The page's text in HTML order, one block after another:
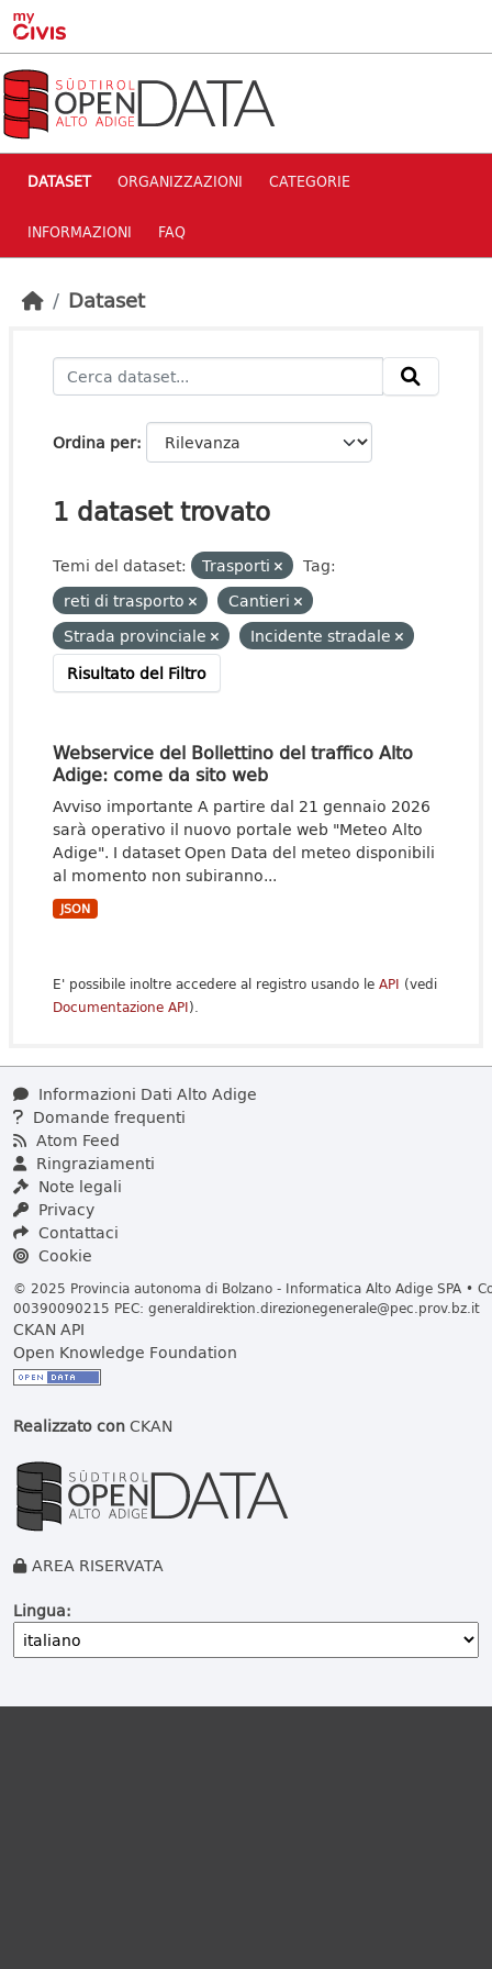
Skip to main content
DATASET ORGANIZZAZIONI CATEGORIE
INFORMAZIONI FAQ
Dataset
Ordina per
1 dataset trovato
Temi del dataset: Trasporti
Tag:
reti di trasporto
Cantieri
Strada provinciale
Incidente stradale
Risultato del Filtro
Webservice del Bollettino del traffico Alto
Adige: come da sito web
Avviso importante A partire dal 21 gennaio 2026
sarà operativo il nuovo portale web "Meteo Alto
Adige". I dataset Open Data del meteo disponibili
al momento non subiranno...
JSON
E' possibile inoltre accedere al registro usando le API (vedi
Documentazione API).
Informazioni Dati Alto Adige
Domande frequenti
Atom Feed
Ringraziamenti
Note legali
Privacy
Contattaci
Cookie
© 2025 Provincia autonoma di Bolzano - Informatica Alto Adige SPA •
00390090215 PEC: generaldirektion.direzionegenerale@pec.prov.bz.it
CKAN API
Open Knowledge Foundation
Realizzato conCKAN
AREA RISERVATA
Lingua